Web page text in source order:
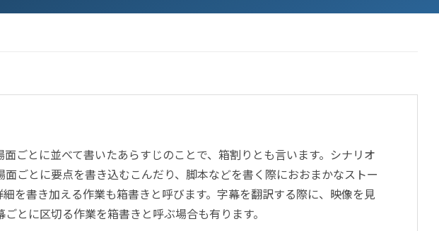
ごとに並べて書いたあらすじのことで、箱割りとも言います。シナリオ
ごとに要点を書き込むこんだり、脚本などを書く際におおまかなストー
を書き加える作業も箱書きと呼びます。字幕を翻訳する際に、映像を見
とに区切る作業を箱書きと呼ぶ場合も有ります。